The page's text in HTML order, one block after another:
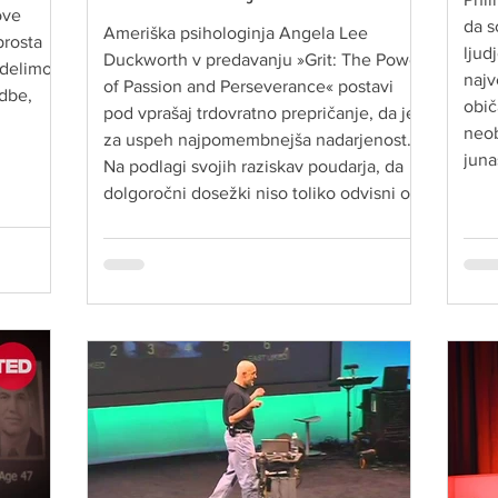
Ameriška psihologinja Angela Lee
Duckworth v predavanju »Grit: The Power
of Passion and Perseverance« postavi
pod vprašaj trdovratno prepričanje, da je
za uspeh najpomembnejša nadarjenost.
Na podlagi svojih raziskav poudarja, da
dolgoročni dosežki niso toliko odvisni od
ciljev v življenju in karieri. Njeno
sporočilo je preprosto: ne odloča to, kako
vztraj
da